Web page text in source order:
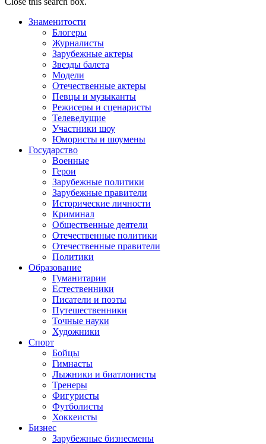
Знаменитости
Блогеры
Журналисты
Зарубежные актеры
Звезды балета
Модели
Отечественные актеры
Певцы и музыканты
Режисеры и сценаристы
Телеведущие
Участники шоу
Юмористы и шоумены
Государство
Военные
Герои
Зарубежные политики
Зарубежные правители
Исторические личности
Криминал
Общественные деятели
Отечественные политики
Отечественные правители
Политики
Образование
Гуманитарии
Естественники
Писатели и поэты
Путешественники
Точные науки
Художники
Спорт
Бойцы
Гимнасты
Лыжники и биатлонисты
Тренеры
Фигуристы
Футболисты
Хоккеисты
Бизнес
Зарубежные бизнесмены